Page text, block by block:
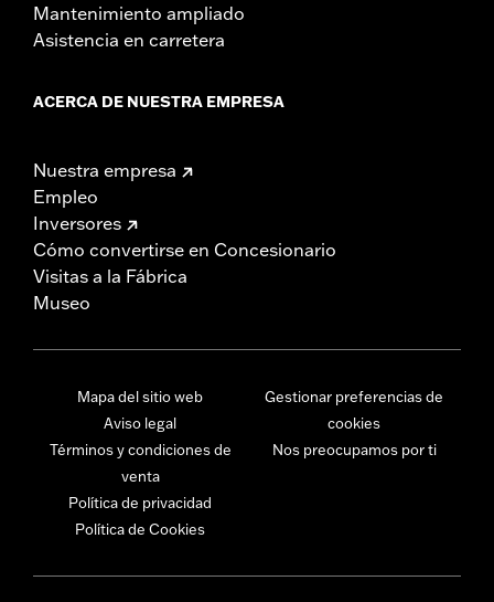
Mantenimiento ampliado
Asistencia en carretera
ACERCA DE NUESTRA EMPRESA
Nuestra empresa
Empleo
Inversores
Cómo convertirse en Concesionario
Visitas a la Fábrica
Museo
Mapa del sitio web
Aviso legal
Términos y condiciones de
venta
Política de privacidad
Política de Cookies
Gestionar preferencias de
cookies
Nos preocupamos por ti